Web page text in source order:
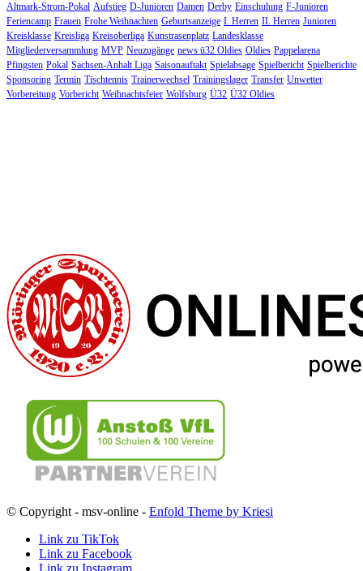
Altmark-Strom-Pokal Aufstieg D-Junioren Damen Derby Einschulung F-Junioren
Feriencamp Frauen Frohe Weihnachten Geburtsanzeige I. Herren II. Herren Junioren
Kreisklasse Kreisliga Kreisoberliga Kunstrasenplatz Landesklasse
Mitgliederversammlung MVP Neuzugänge news ü32 Oldies Oldies Pappelarena
Pfingsten Pokal Sachsen-Anhalt Liga Saisonauftakt Spielabsage Spielbericht Spielberichte
Sponsoring Termin Tischtennis Trainerwechsel Trainingslager Transfer Unwetter
Vorbereitung Vorbericht Weihnachtsfeier Wolfsburg Ü32 Ü32 Oldies
© Copyright - msv-online - Enfold Theme by Kriesi
Link zu TikTok
Link zu Facebook
Link zu Instagram